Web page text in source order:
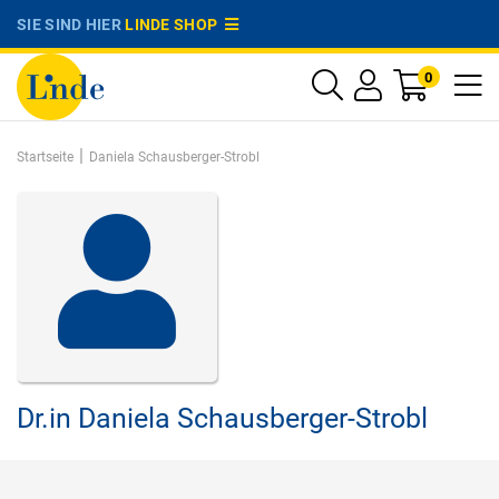
SIE SIND HIERLINDE SHOP
0
Startseite | Daniela Schausberger-Strobl
Dr.in Daniela Schausberger-Strobl